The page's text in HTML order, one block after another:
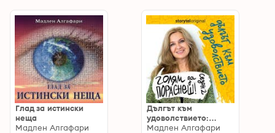
Глад за истински
неща
Мадлен Алгафари
Дългът към
удоволствието:
Подкаст на Мадлен
Мадлен Алгафари